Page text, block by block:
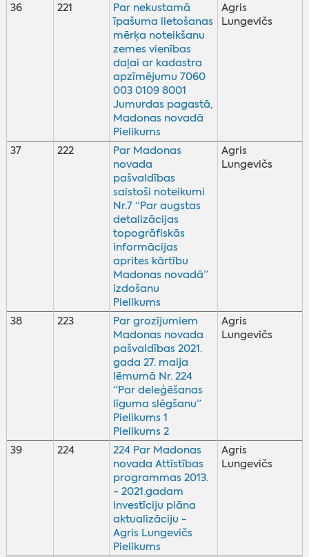
36 221
Par nekustamā
īpašuma lietošanas
mērķa noteikšanu
zemes vienības
daļai ar kadastra
apzīmējumu 7060
003 0109 8001
Jumurdas pagastā,
Madonas novadā
Pielikums
Agris
Lungevičs
37 222
Par Madonas
novada
pašvaldības
saistoši noteikumi
Nr.7 “Par augstas
detalizācijas
topogrāfiskās
informācijas
aprites kārtību
Madonas novadā”
izdošanu
Pielikums
Agris
Lungevičs
38 223
Par grozījumiem
Madonas novada
pašvaldības 2021.
gada 27. maija
lēmumā Nr. 224
“Par deleģēšanas
līguma slēgšanu”
Pielikums 1
Pielikums 2
Agris
Lungevičs
39 224
224 Par Madonas
novada Attīstības
programmas 2013.
- 2021.gadam
investīciju plāna
aktualizāciju -
Agris Lungevičs
Pielikums
Agris
Lungevičs